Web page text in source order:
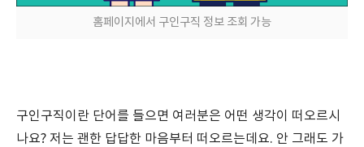
홈페이지에서 구인구직 정보 조회 가능
구인구직이란 단어를 들으면 여러분은 어떤 생각이 떠오르시
나요? 저는 괜한 답답한 마음부터 떠오르는데요. 안 그래도 가